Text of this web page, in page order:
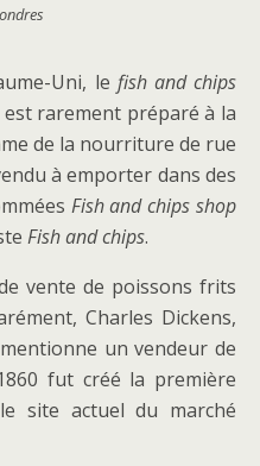
Uni, le fish and chips
rarement préparé à la
de la nourriture de rue
à emporter dans des
Fish and chips shop
Fish and chips.
vente de poissons frits
Charles Dickens,
un vendeur de
fut créé la première
site actuel du marché